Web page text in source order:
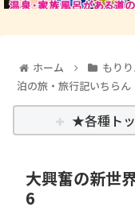
ホーム もり
泊の旅・旅行記いちらん
★各種ト
大興奮の新世
6